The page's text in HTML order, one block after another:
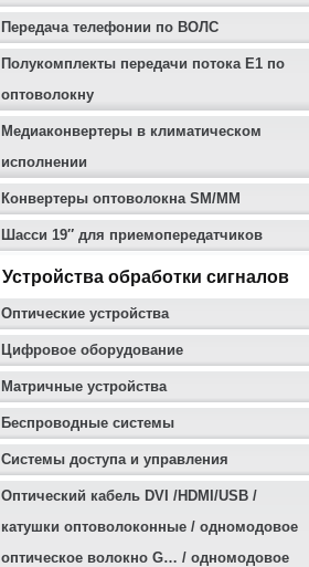
Передача телефонии по ВОЛС
Полукомплекты передачи потока E1 по
оптоволокну
Медиаконвертеры в климатическом
исполнении
Конвертеры оптоволокна SM/MM
Шасси 19″ для приемопередатчиков
Устройства обработки сигналов
Оптические устройства
Цифровое оборудование
Матричные устройства
Беспроводные системы
Системы доступа и управления
Оптичеcкий кабель DVI /HDMI/USB /
катушки оптоволоконные / одномодовое
оптическое волокно G… / одномодовое